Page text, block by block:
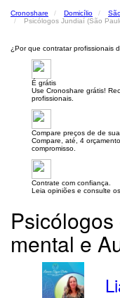
Cronoshare Domicílio
Psicólogos Jundiaí (São
¿Por que contratar profissionais
É grátis
Use Cronoshare grátis!
profissionais.
Compare preços de de sua
Compare, até, 4
compromisso.
Contrate com confiança.
Leia opiniões e consulte
mental e